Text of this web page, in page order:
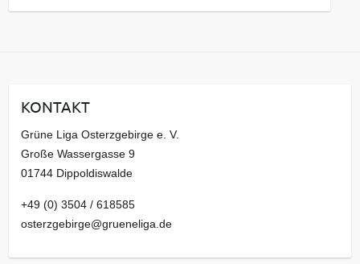
a
v
KONTAKT
Grüne Liga Osterzgebirge e. V.
Große Wassergasse 9
01744 Dippoldiswalde
+49 (0) 3504 / 618585
osterzgebirge@grueneliga.de